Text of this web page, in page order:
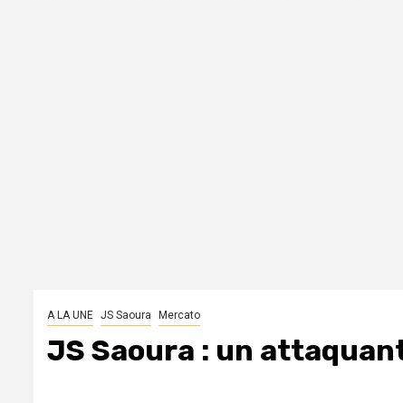
A LA UNE JS Saoura Mercato
JS Saoura : un